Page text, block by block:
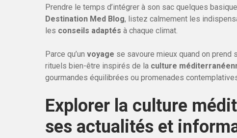
Prendre le temps d’intégrer à son sac quelques
Destination Med Blog, listez calmement les
les conseils adaptés à chaque climat.
Parce qu’un voyage se savoure mieux quand on
rituels bien-être inspirés de la culture
gourmandes équilibrées ou promenades
Explorer la culture
ses actualités et